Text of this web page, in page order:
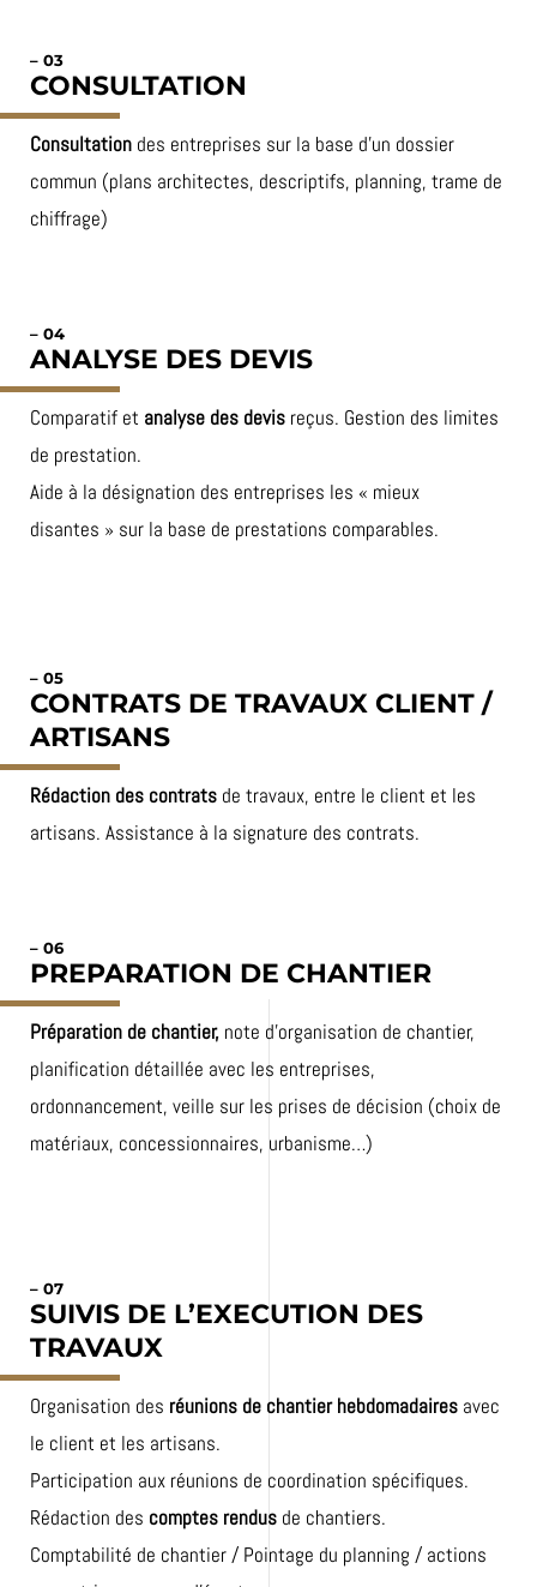
– 03
CONSULTATION
Consultation des entreprises sur la base d’un dossier
commun (plans architectes, descriptifs, planning, trame de
chiffrage)
– 04
ANALYSE DES DEVIS
Comparatif et analyse des devis reçus. Gestion des limites
de prestation.
Aide à la désignation des entreprises les « mieux
disantes » sur la base de prestations comparables.
– 05
CONTRATS DE TRAVAUX CLIENT /
ARTISANS
Rédaction des contrats de travaux, entre le client et les
artisans. Assistance à la signature des contrats.
– 06
PREPARATION DE CHANTIER
Préparation de chantier, note d’organisation de chantier,
planification détaillée avec les entreprises,
ordonnancement, veille sur les prises de décision (choix de
matériaux, concessionnaires, urbanisme…)
– 07
SUIVIS DE L’EXECUTION DES
TRAVAUX
Organisation des réunions de chantier hebdomadaires avec
le client et les artisans.
Participation aux réunions de coordination spécifiques.
Rédaction des comptes rendus de chantiers.
Comptabilité de chantier / Pointage du planning / actions